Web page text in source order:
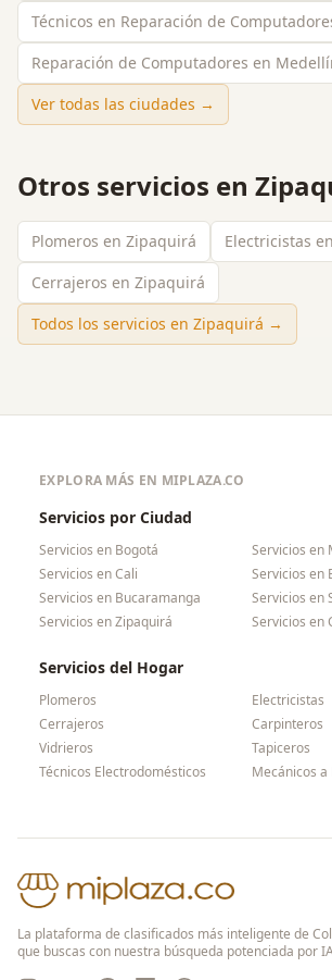
Técnicos en Reparación de
Reparación de Computadores en
Ver todas las ciudades →
Otros servicios en
Plomeros en Zipaquirá
Electricistas
Cerrajeros en Zipaquirá
Todos los servicios en Zipaquirá →
EXPLORA MÁS EN MIPLAZA.CO
Servicios por Ciudad
Servicios en Bogotá Servicios en
Servicios enCali Servicios en
Servicios en Bucaramanga Servicios en
Servicios enZipaquirá Servicios en
Servicios del Hogar
Plomeros
Electricistas
Cerrajeros
Carpinteros
Vidrieros
Tapiceros
Técnicos Electrodomésticos
Mecánicos
La plataforma de clasificados más inteligente de
que buscas con nuestra búsqueda potenciada por